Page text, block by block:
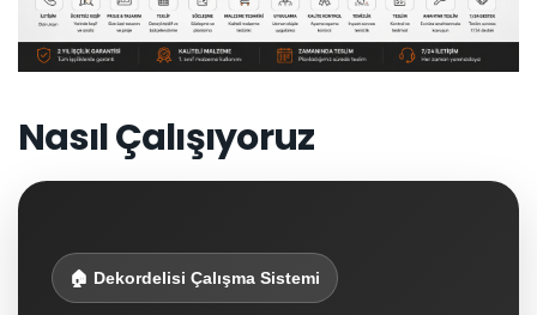
Nasıl Çalışıyoruz
🏠 Dekordelisi Çalışma Sistemi